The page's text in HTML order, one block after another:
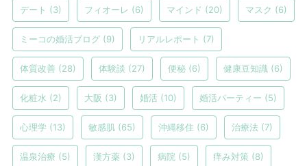
デート (3) フィオーレ (6) マインド (20) マスク (6)
ミーコの婚活ブログ (9) リアルレポート (7)
体質改善 (28) 体験談 (27) 便秘 (6) 健康豆知識 (6)
化粧水 (2) 大阪 (3) 婚活 (10) 婚活パーティー (5)
心理学 (13) 敏感肌 (65) 沖縄移住 (6) 治療法 (7)
温泉治療 (5) 漢方薬 (3) 病院 (5) 痒み対策 (8)